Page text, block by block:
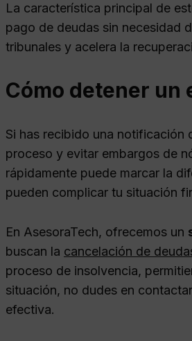
La característica principal de
pago de deudas sin necesidad
tribunales y acelera la
Cómo detener un
Si has recibido una notificación
proceso y evitar embargos de
rápidamente puede marcar la
pueden complicar tu situación
En AsesoraTech, ofrecemos un
buscan la cancelación de
proceso de insolvencia,
situación, no dudes en
efectiva.